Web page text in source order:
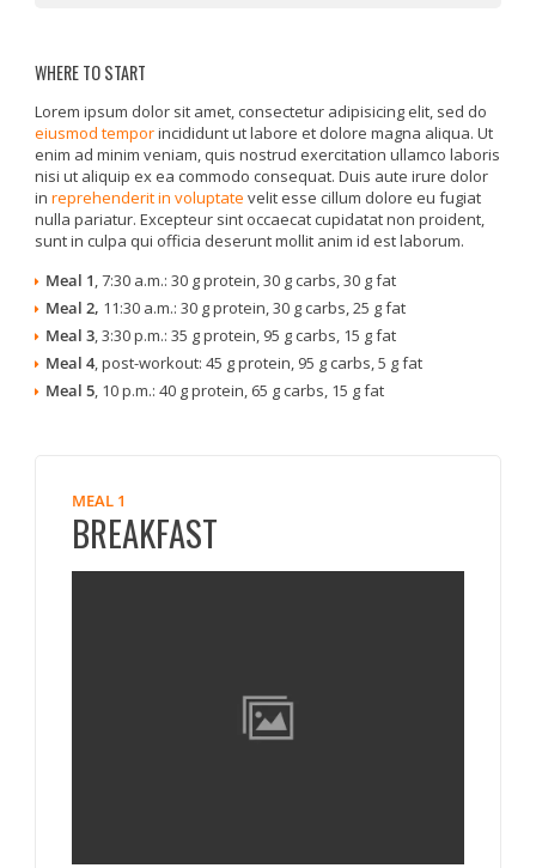
WHERE TO START
Lorem ipsum dolor sit amet, consectetur adipisicing elit, sed do
eiusmod temporincididunt ut labore et dolore magna aliqua. Ut
enim ad minim veniam, quis nostrud exercitation ullamco laboris
nisi ut aliquip ex ea commodo consequat. Duis aute irure dolor
inreprehenderit in voluptate velit esse cillum dolore eu fugiat
nulla pariatur. Excepteur sint occaecat cupidatat non proident,
sunt in culpa qui officia deserunt mollit anim id est laborum.
Meal 1, 7:30 a.m.: 30 g protein, 30 g carbs, 30 g fat
Meal 2, 11:30 a.m.: 30 g protein, 30 g carbs, 25 g fat
Meal 3, 3:30 p.m.: 35 g protein, 95 g carbs, 15 g fat
Meal 4, post-workout: 45 g protein, 95 g carbs, 5 g fat
Meal 5, 10 p.m.: 40 g protein, 65 g carbs, 15 g fat
MEAL 1
BREAKFAST